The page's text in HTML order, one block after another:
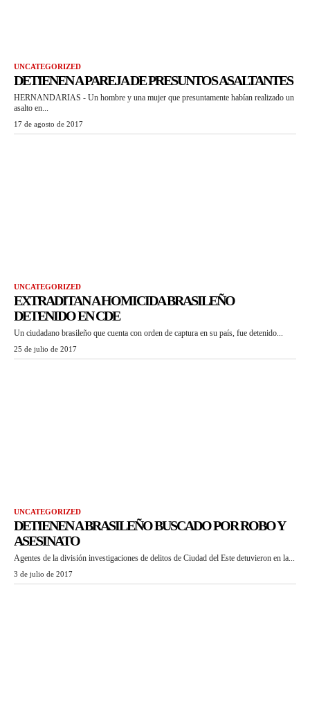
UNCATEGORIZED
DETIENEN A PAREJA DE PRESUNTOS ASALTANTES
HERNANDARIAS - Un hombre y una mujer que presuntamente habían realizado un
asalto en...
17 de agosto de 2017
UNCATEGORIZED
EXTRADITAN A HOMICIDA BRASILEÑO
DETENIDO EN CDE
Un ciudadano brasileño que cuenta con orden de captura en su país, fue detenido...
25 de julio de 2017
UNCATEGORIZED
DETIENEN A BRASILEÑO BUSCADO POR ROBO Y
ASESINATO
Agentes de la división investigaciones de delitos de Ciudad del Este detuvieron en la...
3 de julio de 2017